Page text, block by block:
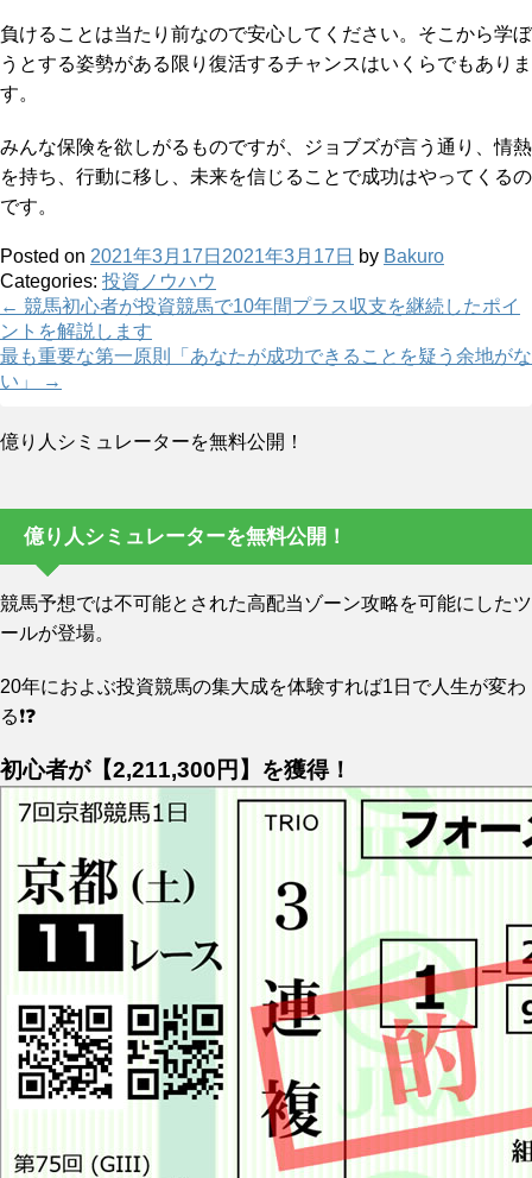
負けることは当たり前なので安心してください。そこから学ぼ
うとする姿勢がある限り復活するチャンスはいくらでもありま
す。
みんな保険を欲しがるものですが、ジョブズが言う通り、情熱
を持ち、行動に移し、未来を信じることで成功はやってくるの
です。
Posted on 2021年3月17日 2021年3月17日 by Bakuro
Categories: 投資ノウハウ
Post
navigation
← 競馬初心者が投資競馬で10年間プラス収支を継続したポイ
ントを解説します
最も重要な第一原則「あなたが成功できることを疑う余地がな
い」
→
億り人シミュレーターを無料公開！
億り人シミュレーターを無料公開！
競馬予想では不可能とされた高配当ゾーン攻略を可能にしたツ
ールが登場。
20年におよぶ投資競馬の集大成を体験すれば1日で人生が変わ
る❗❓
初心者が【2,211,300円】を獲得！